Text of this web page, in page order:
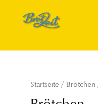
Startseite / Brötchen